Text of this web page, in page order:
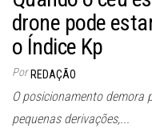
drone pode
o Índice Kp
Por REDAÇÃO
O posicionamento demora
pequenas derivações,...